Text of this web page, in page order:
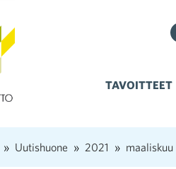
TAVOITTEET
Uutishuone 2021 maaliskuu